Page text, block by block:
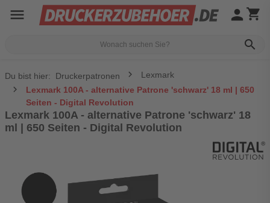
menu
search
person shopping_cart
Du bist hier: Druckerpatronen
Lexmark
Lexmark 100A - alternative Patrone 'schwarz' 18 ml | 650
Seiten - Digital Revolution
Lexmark 100A - alternative Patrone 'schwarz' 18
ml | 650 Seiten - Digital Revolution